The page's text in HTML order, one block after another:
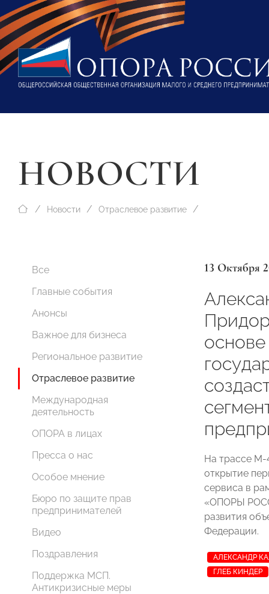
НОВОСТИ
Новости Отраслевое развитие
Все
Главные события
Анонсы
Важное для бизнеса
Региональное развитие
Отраслевое развитие
Международная
деятельность
ОПОРА в лицах
Пресса о нас
Особое мнение
Бюро по защите прав
предпринимателей
Видео
Поздравления
Поддержка МСП.
Антикризисные меры
13 Октября
На трассе М-
открытие
сервиса в
«ОПОРЫ
развития
Федерации.
АЛЕКСАНДР
ГЛЕБ КИНДЕР